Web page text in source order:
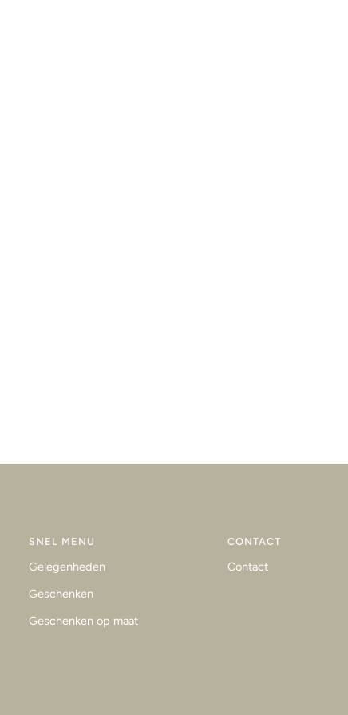
SNEL MENU
Gelegenheden
Geschenken
Geschenken op maat
CONTACT
Contact